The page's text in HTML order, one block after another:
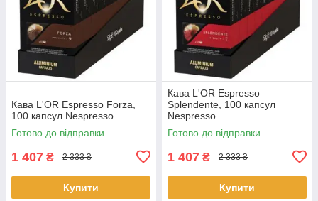
Кава L'OR Espresso Forza,
100 капсул Nespresso
Готово до відправки
1 407 ₴ 2 333 ₴
Купити
Кава L'OR Espresso
Splendente, 100 капсул
Nespresso
Готово до відправки
1 407 ₴ 2 333 ₴
Купити